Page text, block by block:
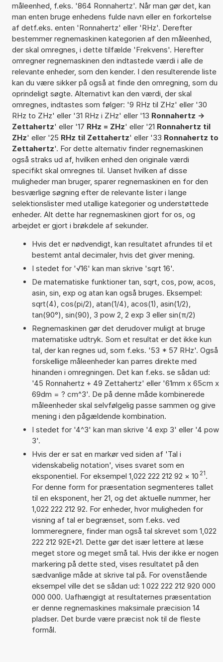
måleenhed, f.eks. '864 Ronnahertz'. Når man gør det, kan
man enten bruge enhedens fulde navn eller en forkortelse
af detf.eks. enten 'Ronnahertz' eller 'RHz'. Derefter
bestemmer regnemaskinen kategorien af den måleenhed,
der skal omregnes, i dette tilfælde 'Frekvens'. Herefter
omregner regnemaskinen den indtastede værdi i alle de
relevante enheder, som den kender. I den resulterende liste
kan du være sikker på også at finde den omregning, som du
oprindeligt søgte. Alternativt kan den værdi, der skal
omregnes, indtastes som følger: '9 RHz til ZHz' eller '30
RHz to ZHz' eller '31 RHz i ZHz' eller '13 Ronnahertz ->
Zettahertz' eller '17 RHz = ZHz' eller '21 Ronnahertz til
ZHz' eller '25 RHz til Zettahertz' eller '33 Ronnahertz to
Zettahertz'. For dette alternativ finder regnemaskinen
også straks ud af, hvilken enhed den originale værdi
specifikt skal omregnes til. Uanset hvilken af disse
muligheder man bruger, sparer regnemaskinen en for den
besværlige søgning efter de relevante lister i lange
selektionslister med utallige kategorier og understøttede
enheder. Alt dette har regnemaskinen gjort for os, og
arbejdet er gjort i brøkdele af sekunder.
Hvis det er nødvendigt, kan resultatet afrundes til et
bestemt antal decimaler, hvis det giver mening.
I stedet for '√16' kan man skrive 'sqrt 16'.
De matematiske funktioner tan, sqrt, cos, pow, acos,
asin, sin, exp og atan kan også bruges. Eksempel:
sqrt(4), cos(pi/2), atan(1/4), acos(1), asin(1/2),
tan(90°), sin(90), 3 pow 2, 2 exp 3 eller sin(π/2)
Regnemaskinen gør det derudover muligt at bruge
matematiske udtryk. Som et resultat er det ikke kun
tal, der kan regnes ud, som f.eks. '53 * 57 RHz'. Også
forskellige måleenheder kan parres direkte med
hinanden i omregningen. Det kan f.eks. se sådan ud:
'45 Ronnahertz + 49 Zettahertz' eller '61mm x 65cm x
69dm = ? cm^3'. De på denne måde kombinerede
måleenheder skal selvfølgelig passe sammen og give
mening i den pågældende kombination.
I stedet for '4^3' kan man skrive '4 exp 3' eller '4 pow
3'.
Hvis der er sat en markør ved siden af 'Tal i
videnskabelig notation', vises svaret som en
eksponentiel. For eksempel 1,022 222 212 92 × 10 21.
For denne form for præsentation segmenteres tallet
til en eksponent, her 21, og det aktuelle nummer, her
1,022 222 212 92. For enheder, hvor muligheden for
visning af tal er begrænset, som f.eks. ved
lommeregnere, finder man også tal skrevet som 1,022
222 212 92E+21. Dette gør det især lettere at læse
meget store og meget små tal. Hvis der ikke er nogen
markering på dette sted, vises resultatet på den
sædvanlige måde at skrive tal på. For ovenstående
eksempel ville det se sådan ud: 1 022 222 212 920 000
000 000. Uafhængigt at resultaternes præsentation
er denne regnemaskines maksimale præcision 14
pladser. Det burde være præcist nok til de fleste
formål.